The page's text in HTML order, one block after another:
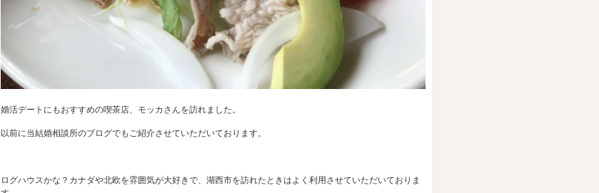
婚活デートにもおすすめの喫茶店、モッカさんを訪れました。
以前に当結婚相談所のブログでもご紹介させていただいております。
ログハウスかな？カナダや北欧を雰囲気が大好きで、湖西市を訪れたときはよく利用させていただいておりま